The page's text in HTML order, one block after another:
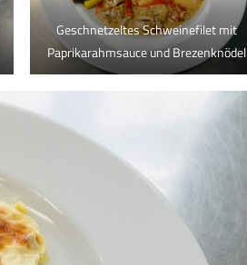
Geschnetzeltes Schweinefilet mit
Paprikarahmsauce und Brezenknödel